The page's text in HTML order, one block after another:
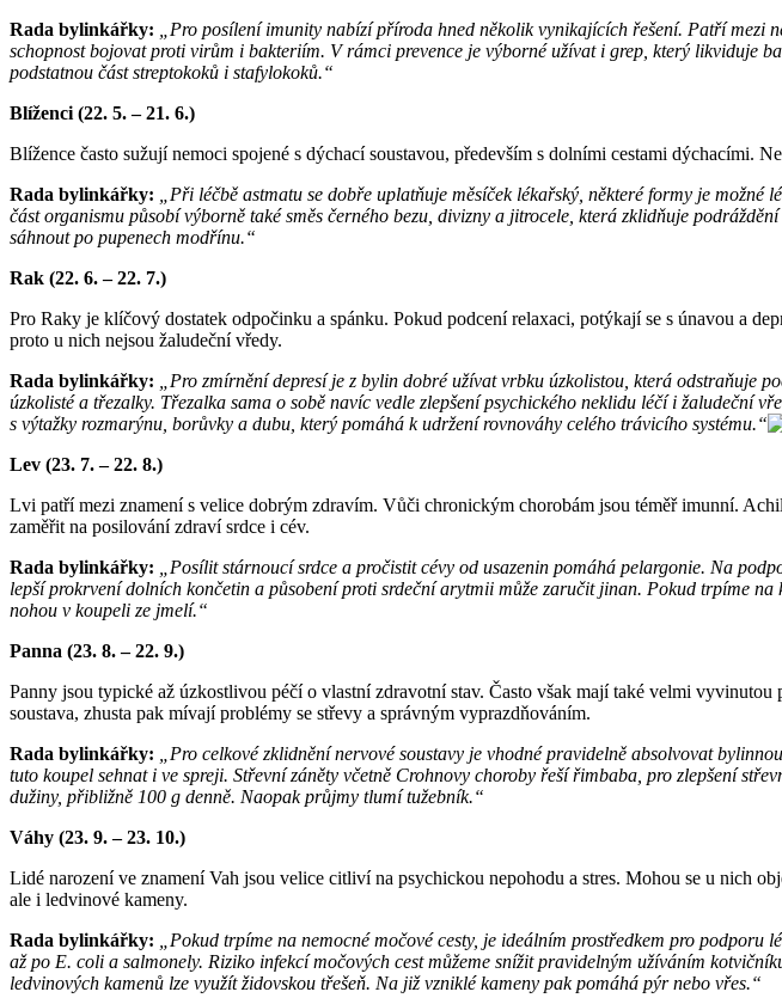
Rada bylinkářky:
„Pro posílení imunity nabízí příroda hned několik vynikajících řešení. Patří
schopnost bojovat proti virům i bakteriím. V rámci prevence je výborné užívat i grep, který likviduje
podstatnou část streptokoků i stafylokoků.“
Blíženci (22. 5. – 21. 6.)
Blížence často sužují nemoci spojené s dýchací soustavou, především s dolními cestami dýchacími.
Rada bylinkářky:
„Při léčbě astmatu se dobře uplatňuje měsíček lékařský, některé formy je
část organismu působí výborně také směs černého bezu, divizny a jitrocele, která zklidňuje
sáhnout po pupenech modřínu.“
Rak (22. 6. – 22. 7.)
Pro Raky je klíčový dostatek odpočinku a spánku. Pokud podcení relaxaci, potýkají se s únavou a
proto u nich nejsou žaludeční vředy.
Rada bylinkářky:
„Pro zmírnění depresí je z bylin dobré užívat vrbku úzkolistou, která odstraňuje
úzkolisté a třezalky. Třezalka sama o sobě navíc vedle zlepšení psychického neklidu léčí i žaludeční
s výtažky rozmarýnu, borůvky a dubu, který pomáhá k udržení rovnováhy celého trávicího systému.“
Lev (23. 7. – 22. 8.)
Lvi patří mezi znamení s velice dobrým zdravím. Vůči chronickým chorobám jsou téměř imunní.
zaměřit na posilování zdraví srdce i cév.
Rada bylinkářky:
„Posílit stárnoucí srdce a pročistit cévy od usazenin pomáhá pelargonie. Na
lepší prokrvení dolních končetin a působení proti srdeční arytmii může zaručit jinan. Pokud trpíme
nohou v koupeli ze jmelí.“
Panna (23. 8. – 22. 9.)
Panny jsou typické až úzkostlivou péčí o vlastní zdravotní stav. Často však mají také velmi
soustava, zhusta pak mívají problémy se střevy a správným vyprazdňováním.
Rada bylinkářky:
„Pro celkové zklidnění nervové soustavy je vhodné pravidelně absolvovat
tuto koupel sehnat i ve spreji. Střevní záněty včetně Crohnovy choroby řeší řimbaba, pro zlepšení
dužiny, přibližně 100 g denně. Naopak průjmy tlumí tužebník.“
Váhy (23. 9. – 23. 10.)
Lidé narození ve znamení Vah jsou velice citliví na psychickou nepohodu a stres. Mohou se u nich
ale i ledvinové kameny.
Rada bylinkářky:
„Pokud trpíme na nemocné močové cesty, je ideálním prostředkem pro
až po E. coli a salmonely. Riziko infekcí močových cest můžeme snížit pravidelným užíváním
ledvinových kamenů lze využít židovskou třešeň. Na již vzniklé kameny pak pomáhá pýr nebo vřes.“